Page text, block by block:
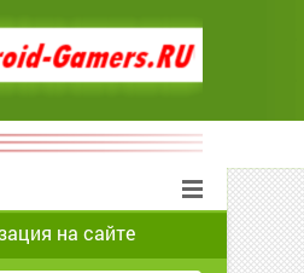
на сайте